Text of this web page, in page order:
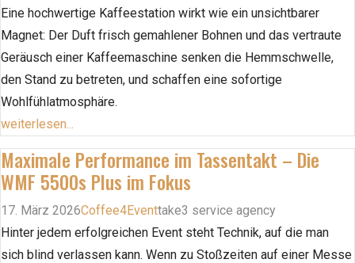
Eine hochwertige Kaffeestation wirkt wie ein unsichtbarer
Magnet: Der Duft frisch gemahlener Bohnen und das vertraute
Geräusch einer Kaffeemaschine senken die Hemmschwelle,
den Stand zu betreten, und schaffen eine sofortige
Wohlfühlatmosphäre.
weiterlesen...
Maximale Performance im Tassentakt – Die
WMF 5500s Plus im Fokus
17. März 2026Coffee4Eventtake3 service agency
Hinter jedem erfolgreichen Event steht Technik, auf die man
sich blind verlassen kann. Wenn zu Stoßzeiten auf einer Messe